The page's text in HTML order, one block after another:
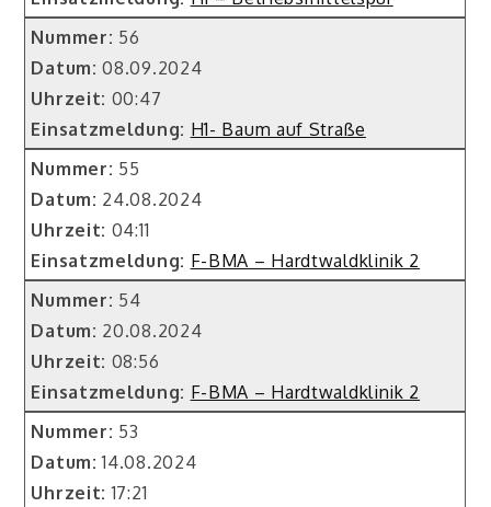
Nummer: 56
Datum: 08.09.2024
Uhrzeit: 00:47
Einsatzmeldung: H1- Baum auf Straße
Nummer: 55
Datum: 24.08.2024
Uhrzeit: 04:11
Einsatzmeldung: F-BMA – Hardtwaldklinik 2
Nummer: 54
Datum: 20.08.2024
Uhrzeit: 08:56
Einsatzmeldung: F-BMA – Hardtwaldklinik 2
Nummer: 53
Datum: 14.08.2024
Uhrzeit: 17:21